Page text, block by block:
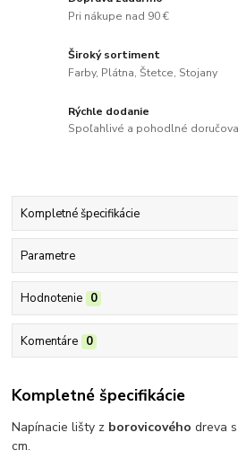
Pri nákupe nad 90 €
Široký sortiment
Farby, Plátna, Štetce, Stojany
Rýchle dodanie
Spoľahlivé a pohodlné
Kompletné špecifikácie
Parametre
Hodnotenie 0
Komentáre 0
Kompletné špecifikácie
Napínacie lišty z borovicovéhodreva
cm.